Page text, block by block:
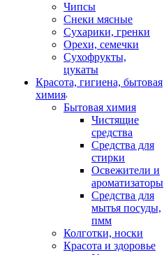
Чипсы
Снеки мясные
Сухарики, гренки
Орехи, семечки
Сухофрукты,
цукаты
Красота, гигиена, бытовая
химия
Бытовая химия
Чистящие
средства
Средства для
стирки
Освежители и
ароматизаторы
Средства для
мытья посуды,
пмм
Колготки, носки
Красота и здоровье